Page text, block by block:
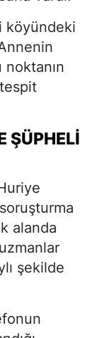
köyündeki
ŞÜPHELI
alanda
şekilde